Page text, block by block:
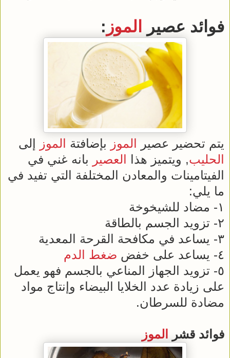
فوائد عصير الموز :
يتم تحضير عصير الموز بإضافتة الموز إلى
الحليب, ويتميز هذا العصير بانه غني في
الفيتامينات والمعادن المختلفة التي تفيد في
ما يلي:
١- مضاد للشيخوخة
٢- تزويد الجسم بالطاقة
٣- يساعد في مكافحة القرحة المعدية
٤- يساعد على خفض
ضغط الدم
٥- تزويد الجهاز المناعي بالجسم فهو يعمل
على زيادة عدد الخلايا البيضاء وإنتاج مواد
مضادة للسرطان.
فوائد قشر الموز